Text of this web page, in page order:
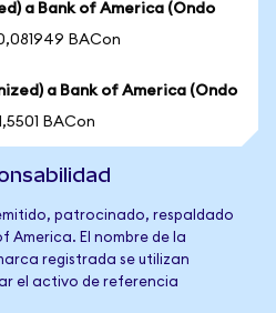
a Bank of America (Ondo
BACon
a Bank of America (Ondo
BACon
patrocinado, respaldado
America. El nombre de la
registrada se utilizan
el activo de referencia